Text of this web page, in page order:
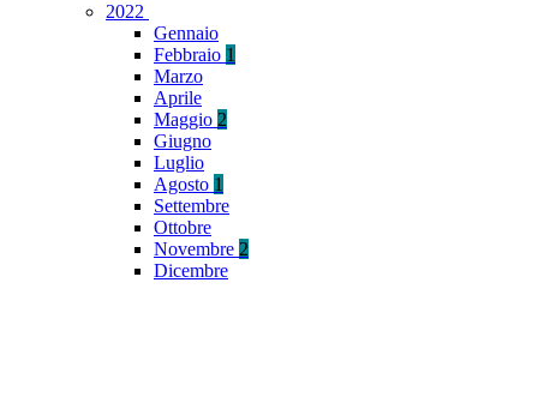
2022
Gennaio
Febbraio 1
Marzo
Aprile
Maggio 2
Giugno
Luglio
Agosto 1
Settembre
Ottobre
Novembre 2
Dicembre